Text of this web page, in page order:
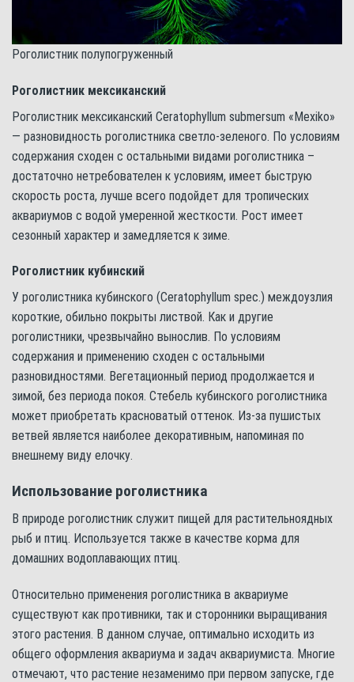
Роголистник полупогруженный
Роголистник мексиканский
Роголистник мексиканский Ceratophyllum submersum «Mexiko»
— разновидность роголистника светло-зеленого. По условиям
содержания сходен с остальными видами роголистника –
достаточно нетребователен к условиям, имеет быструю
скорость роста, лучше всего подойдет для тропических
аквариумов с водой умеренной жесткости. Рост имеет
сезонный характер и замедляется к зиме.
Роголистник кубинский
У роголистника кубинского (Ceratophyllum spec.) междоузлия
короткие, обильно покрыты листвой. Как и другие
роголистники, чрезвычайно вынослив. По условиям
содержания и применению сходен с остальными
разновидностями. Вегетационный период продолжается и
зимой, без периода покоя. Стебель кубинского роголистника
может приобретать красноватый оттенок. Из-за пушистых
ветвей является наиболее декоративным, напоминая по
внешнему виду елочку.
Использование роголистника
В природе роголистник служит пищей для растительноядных
рыб и птиц. Используется также в качестве корма для
домашних водоплавающих птиц.
Относительно применения роголистника в аквариуме
существуют как противники, так и сторонники выращивания
этого растения. В данном случае, оптимально исходить из
общего оформления аквариума и задач аквариумиста. Многие
отмечают, что растение незаменимо при первом запуске, где